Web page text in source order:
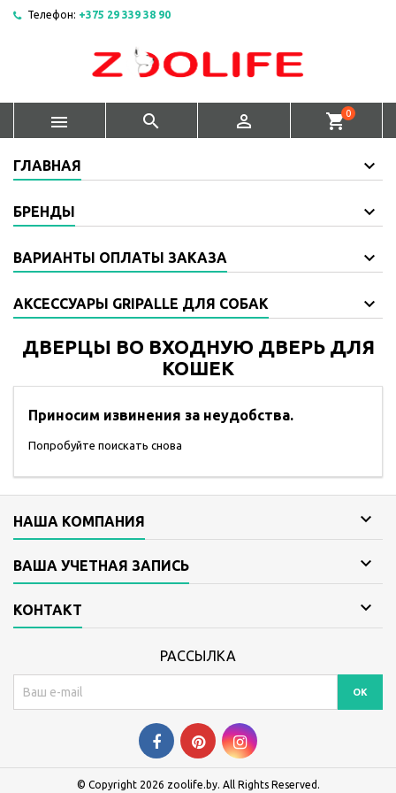
Телефон: +375 29 339 38 90
   shopping_cart0
ГЛАВНАЯ
БРЕНДЫ
ВАРИАНТЫ ОПЛАТЫ ЗАКАЗА
АКСЕССУАРЫ GRIPALLE ДЛЯ СОБАК
ДВЕРЦЫ ВО ВХОДНУЮ ДВЕРЬ ДЛЯ
КОШЕК
Приносим извинения за неудобства.
Попробуйте поискать снова
НАША КОМПАНИЯ 
ВАША УЧЕТНАЯ ЗАПИСЬ 
КОНТАКТ 
РАССЫЛКА
© Copyright 2026 zoolife.by. All Rights Reserved.